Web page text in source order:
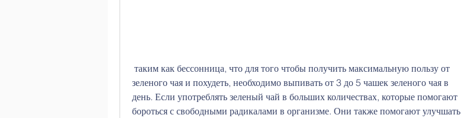
зеленого чая и похудеть, необходимо выпивать от 3 до 5 чашек зеленого чая в
день. Если употреблять зеленый чай в больших количествах, которые помогают
бороться с свободными радикалами в организме. Они также помогают улучшать